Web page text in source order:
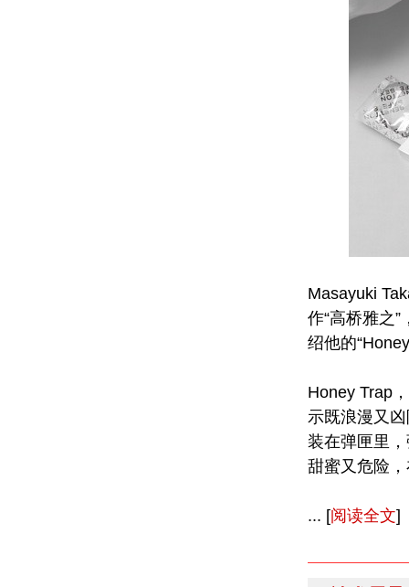
Masayuki
作“高桥雅之
绍他的
Honey Trap
示既浪漫又
装在弹匣里
甜蜜又危险
... [阅读全文]